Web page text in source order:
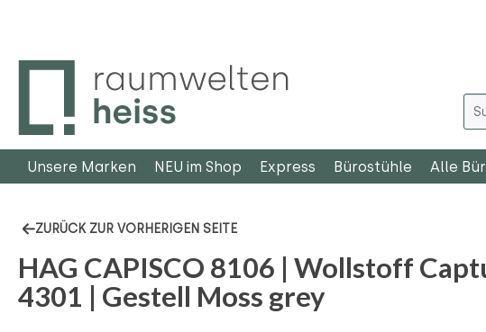
Unsere Marken NEU im Shop Express Bürostühle Alle
ZURÜCK ZUR VORHERIGEN SEITE
HAG CAPISCO 8106 | Wollstoff
4301 | Gestell Moss grey